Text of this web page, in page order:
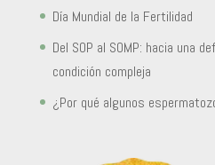
Día Mundial de la Fertilidad
Del SOP al SOMP: hacia una
condición compleja
¿Por qué algunos